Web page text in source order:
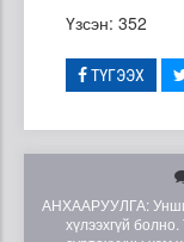
Үзсэн: 352
ТҮГЭЭХ
АНХААРУУЛГА:
хүлээхгүй